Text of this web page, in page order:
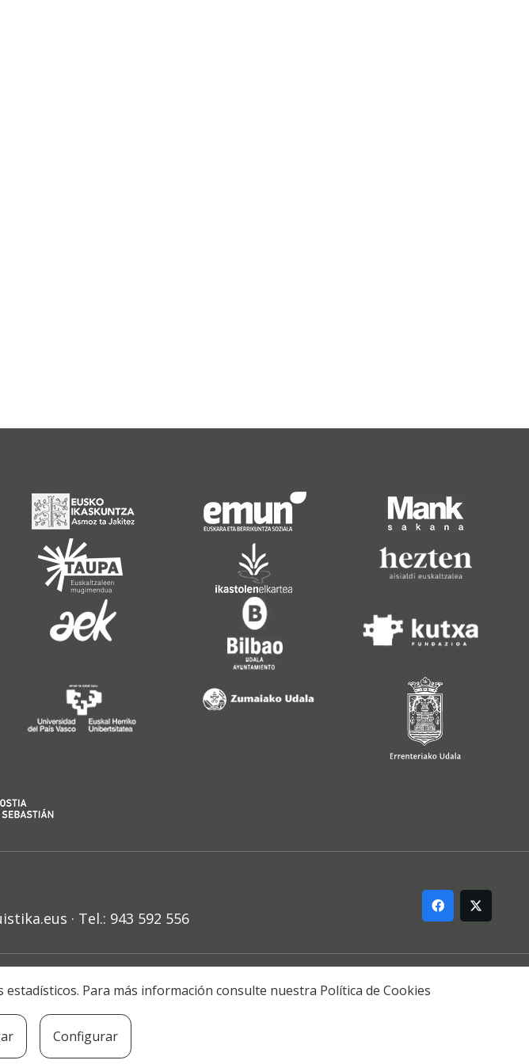
· Tel.: 943 592 556
Klusterra
Para más información consulte nuestra Política de Cookies
Configurar